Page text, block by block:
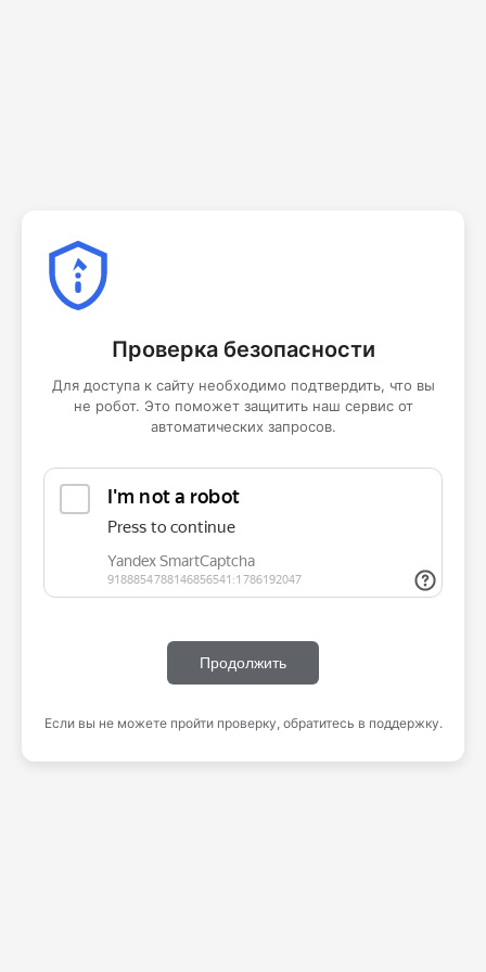
Проверка безопасности
Для доступа к сайту необходимо подтвердить, что вы
не робот. Это поможет защитить наш сервис от
автоматических запросов.
Продолжить
Если вы не можете пройти проверку, обратитесь в поддержку.